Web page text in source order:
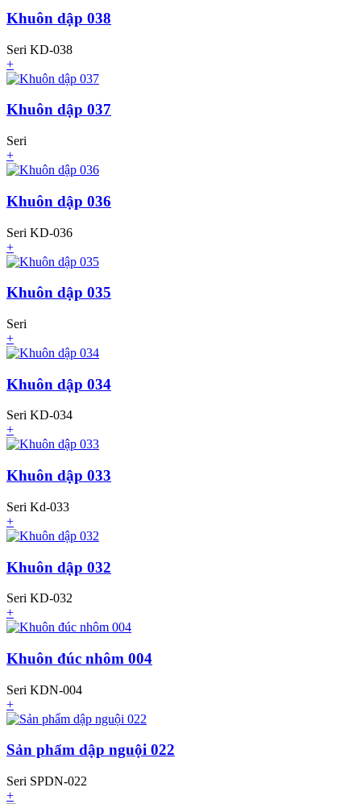
Khuôn dập 038
Seri KD-038
+
Khuôn dập 037
Seri
+
Khuôn dập 036
Seri KD-036
+
Khuôn dập 035
Seri
+
Khuôn dập 034
Seri KD-034
+
Khuôn dập 033
Seri Kd-033
+
Khuôn dập 032
Seri KD-032
+
Khuôn đúc nhôm 004
Seri KDN-004
+
Sản phẩm dập nguội 022
Seri SPDN-022
+